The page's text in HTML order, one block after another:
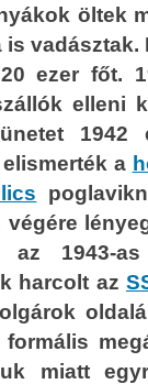
öltek
vadásztak.
ezer főt.
elleni
1942
a
1943-as
harcolt az
miatt